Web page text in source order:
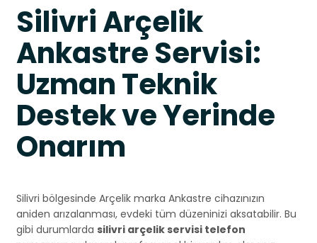
Silivri Arçelik
Ankastre Servisi:
Uzman Teknik
Destek ve Yerinde
Onarım
Silivri bölgesinde Arçelik marka Ankastre cihazınızın
aniden arızalanması, evdeki tüm düzeninizi aksatabilir. Bu
gibi durumlarda silivri arçelik servisi telefon